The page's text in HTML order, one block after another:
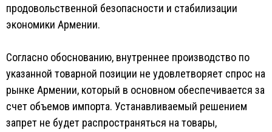
продовольственной безопасности и стабилизации
экономики Армении.
Согласно обоснованию, внутреннее производство по
указанной товарной позиции не удовлетворяет спрос на
рынке Армении, который в основном обеспечивается за
счет объемов импорта. Устанавливаемый решением
запрет не будет распространяться на товары,